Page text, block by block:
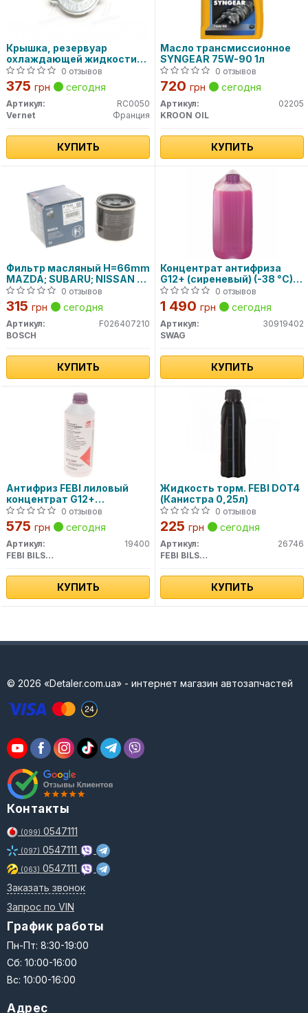
Крышка, резервуар
охлаждающей жидкости
RC0050 VERNET
0 отзывов
375 грн сегодня
Артикул:
RC0050
Vernet
Франция
КУПИТЬ
Масло трансмиссионное
SYNGEAR 75W-90 1л
0 отзывов
720 грн сегодня
Артикул:
02205
KROON OIL
КУПИТЬ
Фильтр масляный H=66mm
МАZDA; SUBARU; NISSAN X-
Trail; KIA F026407210
BOSCH
0 отзывов
315 грн сегодня
Артикул:
F026407210
BOSCH
КУПИТЬ
Концентрат антифриза
G12+ (сиреневый) (-38 °C)
5L SWAG
0 отзывов
1 490 грн сегодня
Артикул:
30919402
SWAG
КУПИТЬ
Антифриз FEBI лиловый
концентрат G12+
(Канистра 1,5л)
0 отзывов
575 грн сегодня
Артикул:
19400
FEBI BILSTEIN
КУПИТЬ
Жидкость торм. FEBI DOT4
(Канистра 0,25л)
0 отзывов
225 грн сегодня
Артикул:
26746
FEBI BILSTEIN
КУПИТЬ
© 2026 «Detaler.com.ua» - интернет магазин автозапчастей
Контакты
(099) 0547111
(097) 0547111
(063) 0547111
Заказать звонок
Запрос по VIN
График работы
Пн-Пт: 8:30-19:00
Сб: 10:00-16:00
Вс: 10:00-16:00
Адрес